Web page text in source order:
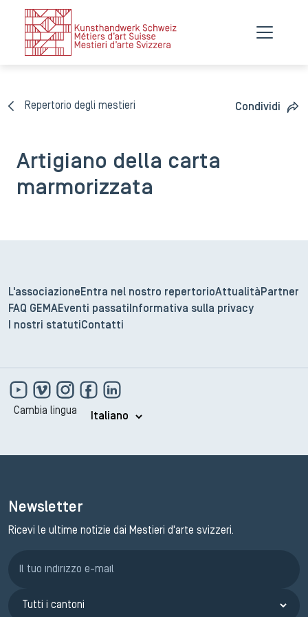
Repertorio degli mestieri Condividi
Artigiano della carta
marmorizzata
L'associazione Entra nel nostro repertorioAttualità Partner
FAQ GEMAEventi passati
Informativa sulla privacy
I nostri statuti Contatti
Cambia lingua
Newsletter
Ricevi le ultime notizie dai Mestieri d'arte svizzeri.